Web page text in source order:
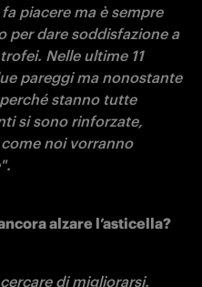
piacere ma è sempre
per dare soddisfazione a
Nelle ultime 11
pareggi ma nonostante
stanno tutte
si sono rinforzate,
noi vorranno
alzare l’asticella?
di migliorarsi.